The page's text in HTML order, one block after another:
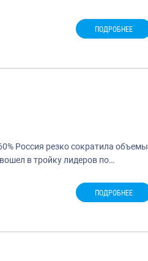
ПОДРОБНЕЕ
Россия резко сократила объемы
в тройку лидеров по…
ПОДРОБНЕЕ